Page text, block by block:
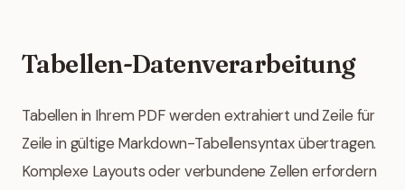
Tabellen-Datenverarbeitung
Tabellen in Ihrem PDF werden extrahiert und Zeile für
Zeile in gültige Markdown-Tabellensyntax übertragen.
Komplexe Layouts oder verbundene Zellen erfordern